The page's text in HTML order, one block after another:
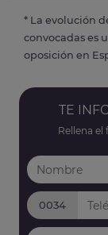
* La evolución
convocadas es
oposición en
TE
Rellena
0034